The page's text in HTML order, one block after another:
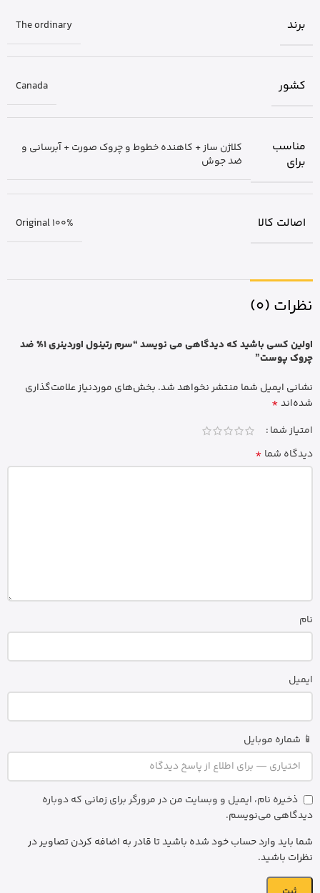
برند The ordinary
کشور Canada
مناسب
برای
کلاژن ساز + کاهنده خطوط و چروک صورت + آبرسانی و
ضد جوش
اصالت کالا Original 100%
نظرات (0)
اولین کسی باشید که دیدگاهی می نویسد “سرم رتینول اوردینری 1% ضد
چروک پوست”
نشانی ایمیل شما منتشر نخواهد شد. بخش‌های موردنیاز علامت‌گذاری
شده‌اند*
امتیاز شما
دیدگاه شما *
نام
ایمیل
📱 شماره موبایل
ذخیره نام، ایمیل و وبسایت من در مرورگر برای زمانی که دوباره
دیدگاهی می‌نویسم.
شما باید وارد حساب خود شده باشید تا قادر به اضافه کردن تصاویر در
نظرات باشید.